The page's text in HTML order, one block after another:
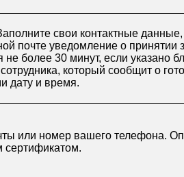
свои контактные
почте уведомление о принятии
не более 30 минут, если указано
который сообщит о
дату и время.
или номер вашего телефона.
сертификатом.